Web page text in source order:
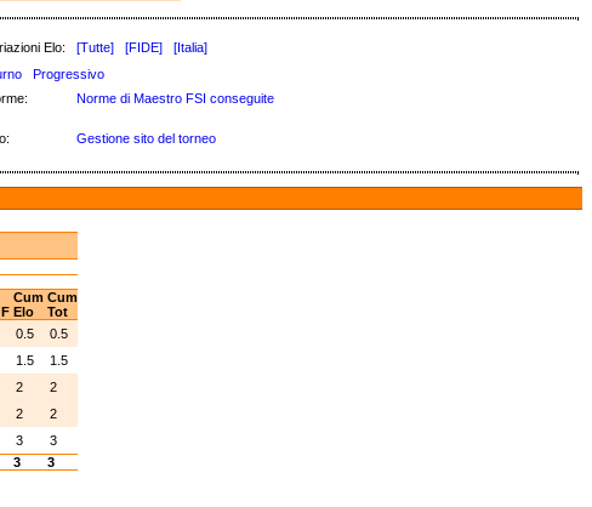
Elo: [Tutte] [FIDE]
[Italia]
Progressivo
Norme di Maestro FSI conseguite
Gestione sito del torneo
CumCum
Elo
Tot
0.5
0.5
1.5
1.5
2
2
2
2
3
3
3 3